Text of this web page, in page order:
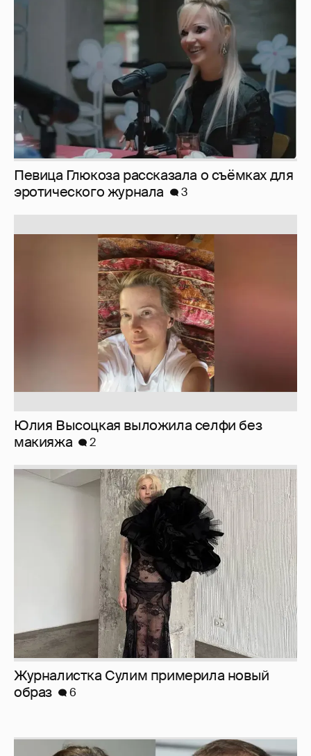
Певица Глюкоза рассказала о съёмках для
эротического журнала
3
Юлия Высоцкая выложила селфи без
макияжа
2
Журналистка Сулим примерила новый
образ
6